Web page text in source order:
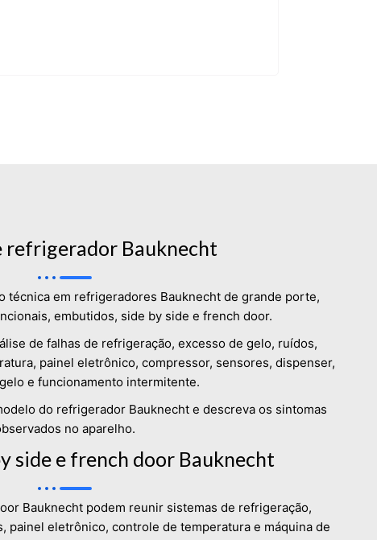
refrigerador Bauknecht
técnica em refrigeradores Bauknecht de grande porte,
embutidos, side by side e french door.
de falhas de refrigeração, excesso de gelo, ruídos,
painel eletrônico, compressor, sensores, dispenser,
e funcionamento intermitente.
do refrigerador Bauknecht e descreva os sintomas
no aparelho.
side e french door Bauknecht
Bauknecht podem reunir sistemas de refrigeração,
painel eletrônico, controle de temperatura e máquina de